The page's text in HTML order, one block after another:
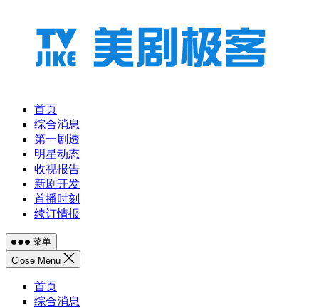
首页
综合消息
第一剧透
明星动态
收视报告
新剧开发
首播时刻
续订情报
菜单
Close Menu
首页
综合消息